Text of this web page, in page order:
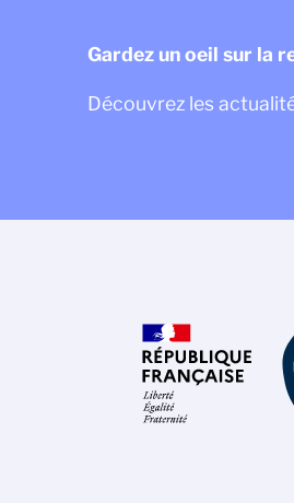
Gardez un oeil sur la
Découvrez les